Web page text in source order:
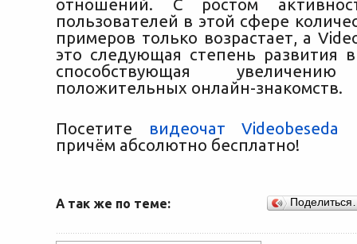
отношений. С ростом
пользователей в этой сфере
примеров только возрастает, а
это следующая степень развития
способствующая увеличению
положительных онлайн-знакомств.
Посетите видеочат Videobeseda
причём абсолютно бесплатно!
А так же по теме: